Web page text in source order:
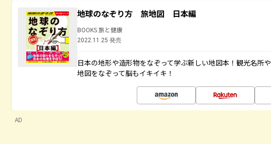
地球のなぞり方 旅地図 日本編
BOOKS 旅と健康
2022.11.25 発売
日本の地形や造形物をなぞって学ぶ新しい地図本！観光名所
地図をなぞって脳もイキイキ！
AD